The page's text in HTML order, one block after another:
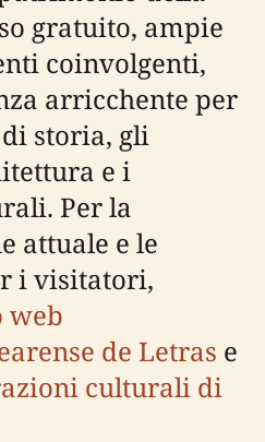
gratuito, ampie
coinvolgenti,
arricchente per
storia, gli
e i
Per la
attuale e le
i visitatori,
web
de Letras e
culturali di